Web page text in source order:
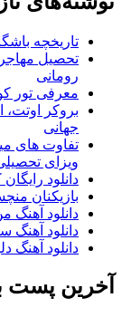
تاریخچه
تحصیل
رومانی
معرفی تور
بروکر اوتت،
جهانی
تفاوت های
ویزای تحصیلی
دانلود
بازیکنان
دانلود آهنگ
دانلود آهنگ
دانلود آهنگ
آخرین پست